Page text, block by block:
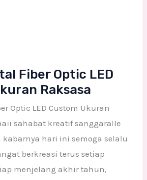
Fiber Optic LED
Raksasa
Optic LED Custom Ukuran
sahabat kreatif sanggaralle
kabarnya hari ini semoga selalu
berkreasi terus setiap
menjelang akhir tahun,